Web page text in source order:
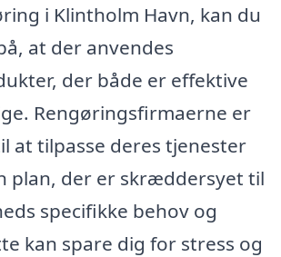
i Klintholm Havn, kan du
at der anvendes
der både er effektive
Rengøringsfirmaerne er
at tilpasse deres tjenester
plan, der er skræddersyet til
specifikke behov og
kan spare dig for stress og